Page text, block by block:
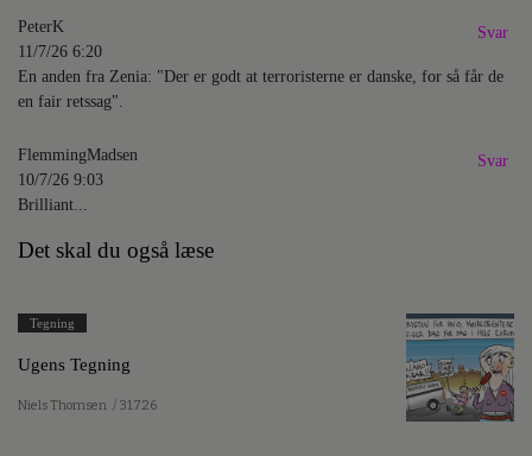
PeterK
11/7/26 6:20
En anden fra Zenia: "Der er godt at terroristerne er danske, for så får de
en fair retssag".
Svar
FlemmingMadsen
10/7/26 9:03
Brilliant...
Svar
Det skal du også læse
Tegning
Ugens Tegning
Niels Thomsen / 31.7.26